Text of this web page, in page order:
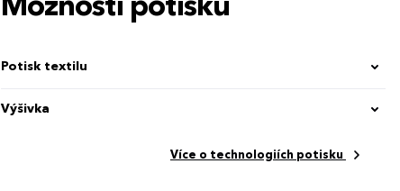
Možnosti potisku
Potisk textilu
Výšivka
Více o technologiích potisku